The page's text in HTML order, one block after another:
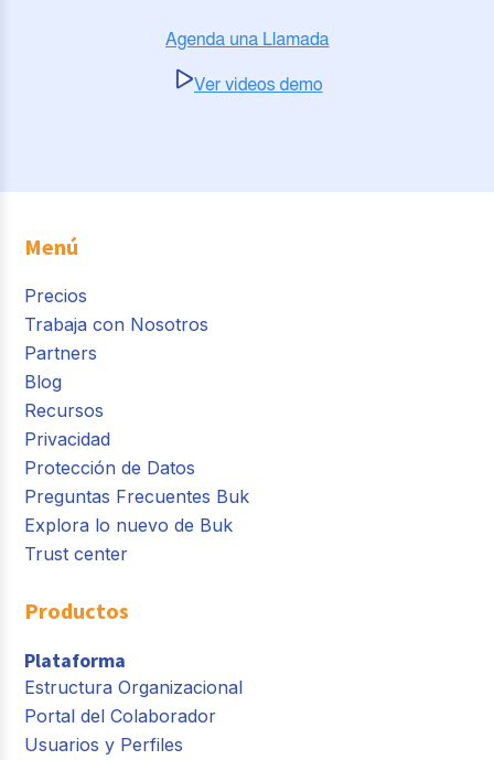
Menú
Precios
Trabaja con Nosotros
Partners
Blog
Recursos
Privacidad
Protección de Datos
Preguntas Frecuentes Buk
Explora lo nuevo de Buk
Trust center
Productos
Plataforma
Estructura Organizacional
Portal del Colaborador
Usuarios y Perfiles